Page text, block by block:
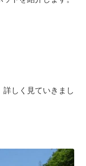
詳しく見ていきまし